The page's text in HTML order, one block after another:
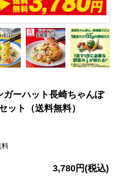
ーハット長崎ちゃんぽ
ット（送料無料）
3,780円(税込)